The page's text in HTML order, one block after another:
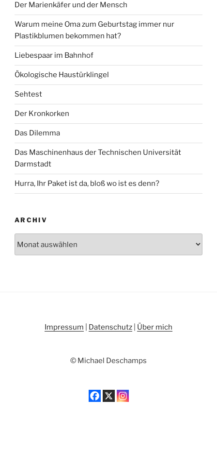
Der Marienkäfer und der Mensch
Warum meine Oma zum Geburtstag immer nur
Plastikblumen bekommen hat?
Liebespaar im Bahnhof
Ökologische Haustürklingel
Sehtest
Der Kronkorken
Das Dilemma
Das Maschinenhaus der Technischen Universität
Darmstadt
Hurra, Ihr Paket ist da, bloß wo ist es denn?
ARCHIV
Impressum Datenschutz Über mich
© Michael Deschamps